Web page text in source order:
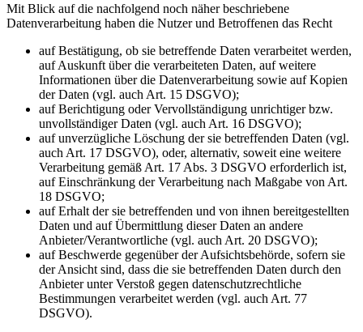
Mit Blick auf die nachfolgend noch näher beschriebene
Datenverarbeitung haben die Nutzer und Betroffenen das Recht
auf Bestätigung, ob sie betreffende Daten verarbeitet werden,
auf Auskunft über die verarbeiteten Daten, auf weitere
Informationen über die Datenverarbeitung sowie auf Kopien
der Daten (vgl. auch Art. 15 DSGVO);
auf Berichtigung oder Vervollständigung unrichtiger bzw.
unvollständiger Daten (vgl. auch Art. 16 DSGVO);
auf unverzügliche Löschung der sie betreffenden Daten (vgl.
auch Art. 17 DSGVO), oder, alternativ, soweit eine weitere
Verarbeitung gemäß Art. 17 Abs. 3 DSGVO erforderlich ist,
auf Einschränkung der Verarbeitung nach Maßgabe von Art.
18 DSGVO;
auf Erhalt der sie betreffenden und von ihnen bereitgestellten
Daten und auf Übermittlung dieser Daten an andere
Anbieter/Verantwortliche (vgl. auch Art. 20 DSGVO);
auf Beschwerde gegenüber der Aufsichtsbehörde, sofern sie
der Ansicht sind, dass die sie betreffenden Daten durch den
Anbieter unter Verstoß gegen datenschutzrechtliche
Bestimmungen verarbeitet werden (vgl. auch Art. 77
DSGVO).